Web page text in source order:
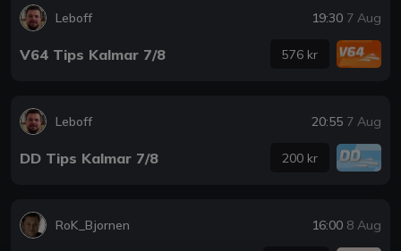
Leboff 19:30 7 Aug
V64 Tips Kalmar 7/8 576 kr
Leboff 20:55 7 Aug
DD Tips Kalmar 7/8 200 kr
RoK_Bjornen 16:00 8 Aug